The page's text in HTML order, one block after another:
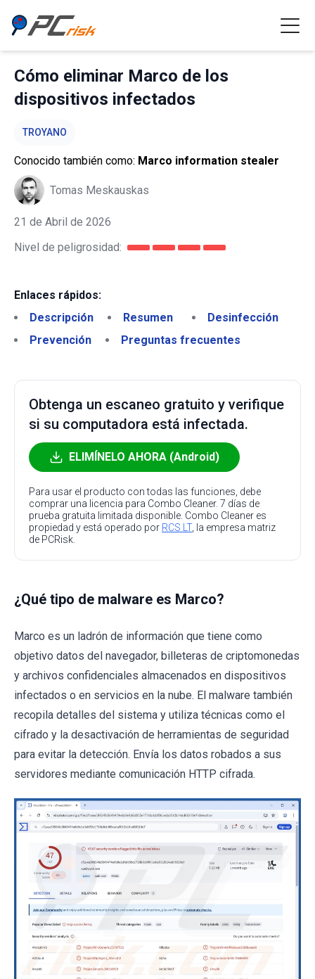
Cómo eliminar Marco de los
dispositivos infectados
TROYANO
Conocido también como: Marco information stealer
Tomas Meskauskas
21 de Abril de 2026
Nivel de peligrosidad:
Enlaces rápidos:
Descripción
Resumen
Desinfección
Prevención
Preguntas frecuentes
Obtenga un escaneo gratuito y verifique
si su computadora está infectada.
ELIMÍNELO AHORA (Android)
Para usar el producto con todas las funciones, debe
comprar una licencia para Combo Cleaner. 7 días de
prueba gratuita limitada disponible. Combo Cleaner es
propiedad y está operado por RCS LT, la empresa matriz
de PCRisk.
¿Qué tipo de malware es Marco?
Marco es un ladrón de información que tiene como
objetivo datos del navegador, billeteras de criptomonedas
y archivos confidenciales almacenados en dispositivos
infectados o en servicios en la nube. El malware también
recopila detalles del sistema y utiliza técnicas como el
cifrado y la desactivación de herramientas de seguridad
para evitar la detección. Envía los datos robados a sus
servidores mediante comunicación HTTP cifrada.